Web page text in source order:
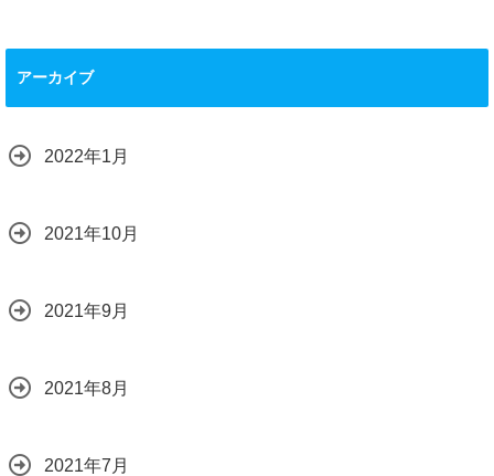
アーカイブ
2022年1月
2021年10月
2021年9月
2021年8月
2021年7月